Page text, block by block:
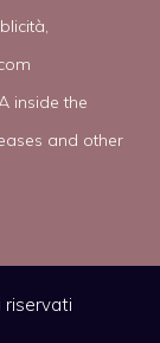
inside the
and other
riservati